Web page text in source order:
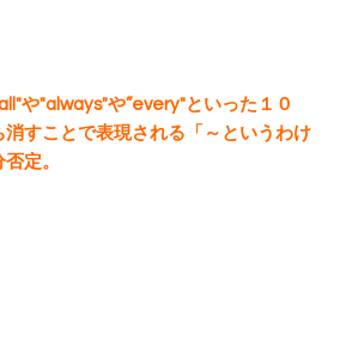
や"always"や”every"といった１０
消すことで表現される「～というわけ
定。